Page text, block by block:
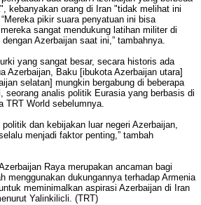
kebanyakan orang di Iran "tidak melihat ini
pikir suara penyatuan ini bisa
sangat mendukung latihan militer di
Azerbaijan saat ini,” tambahnya.
yang sangat besar, secara historis ada
Azerbaijan, Baku [ibukota Azerbaijan utara]
selatan] mungkin bergabung di beberapa
seorang analis politik Eurasia yang berbasis di
TRT World sebelumnya.
dan kebijakan luar negeri Azerbaijan,
menjadi faktor penting,” tambah
Raya merupakan ancaman bagi
menggunakan dukungannya terhadap Armenia
meminimalkan aspirasi Azerbaijan di Iran
Yalinkilicli. (TRT)